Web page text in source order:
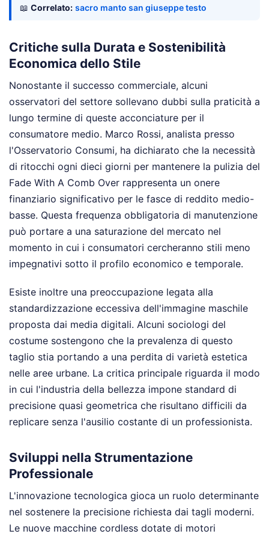
📖 Correlato: sacro manto san giuseppe testo
Critiche sulla Durata e Sostenibilità
Economica dello Stile
Nonostante il successo commerciale, alcuni
osservatori del settore sollevano dubbi sulla praticità a
lungo termine di queste acconciature per il
consumatore medio. Marco Rossi, analista presso
l'Osservatorio Consumi, ha dichiarato che la necessità
di ritocchi ogni dieci giorni per mantenere la pulizia del
Fade With A Comb Over rappresenta un onere
finanziario significativo per le fasce di reddito medio-
basse. Questa frequenza obbligatoria di manutenzione
può portare a una saturazione del mercato nel
momento in cui i consumatori cercheranno stili meno
impegnativi sotto il profilo economico e temporale.
Esiste inoltre una preoccupazione legata alla
standardizzazione eccessiva dell'immagine maschile
proposta dai media digitali. Alcuni sociologi del
costume sostengono che la prevalenza di questo
taglio stia portando a una perdita di varietà estetica
nelle aree urbane. La critica principale riguarda il modo
in cui l'industria della bellezza impone standard di
precisione quasi geometrica che risultano difficili da
replicare senza l'ausilio costante di un professionista.
Sviluppi nella Strumentazione
Professionale
L'innovazione tecnologica gioca un ruolo determinante
nel sostenere la precisione richiesta dai tagli moderni.
Le nuove macchine cordless dotate di motori